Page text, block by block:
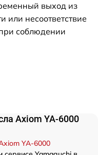
выход из
или несоответствие
соблюдении
Axiom YA-6000
YA-6000